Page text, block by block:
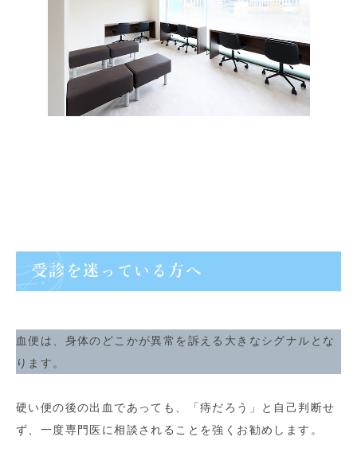
受診を迷っている方へ
血便は、身体のどこかが異常を訴える大きなシグナルとな
ります。
硬い便の後の出血であっても、「痔だろう」と自己判断せ
ず、一度専門医に相談されることを強くお勧めします。